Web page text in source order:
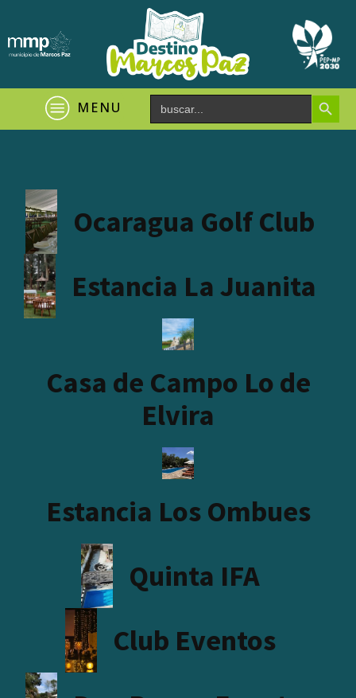
MENU Search
for:
Search Button
Ocaragua Golf Club
Estancia La Juanita
Casa de Campo Lo de
Elvira
Estancia Los Ombues
Quinta IFA
Club Eventos